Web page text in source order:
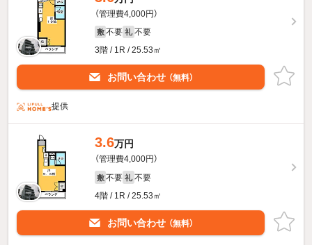
（管理費4,000円）
敷 不要 礼 不要
3階 / 1R / 25.53㎡
お問い合わせ （無料）
提供
3.6万円
（管理費4,000円）
敷 不要 礼 不要
4階 / 1R / 25.53㎡
お問い合わせ （無料）